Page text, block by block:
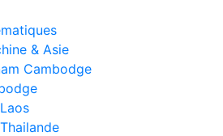
& Asie
Cambodge